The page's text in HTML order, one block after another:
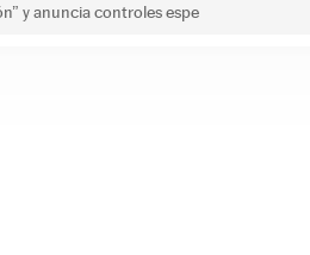
y anuncia controles espe